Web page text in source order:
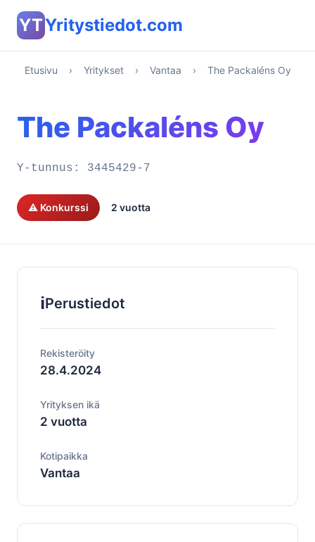
YTYritystiedot.com
Etusivu › Yritykset › Vantaa › The Packaléns Oy
The Packaléns Oy
Y-tunnus: 3445429-7
⚠️ Konkurssi 2 vuotta
ℹ️Perustiedot
Rekisteröity
28.4.2024
Yrityksen ikä
2 vuotta
Kotipaikka
Vantaa